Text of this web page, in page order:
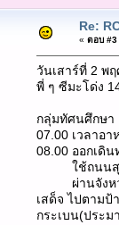
Re:
« ตอบ #3
วันเสาร์ที่ 2 พ
พี่ ๆ ซีมะโด่ง
กลุ่มทัศนศึกษา
07.00 เวลาอา
08.00 ออกเดิน
ใช้ถนนสุขุมวิ
ผ่านจังหวัดร
เสด็จ ไปตามป้
กระเบน(ประ